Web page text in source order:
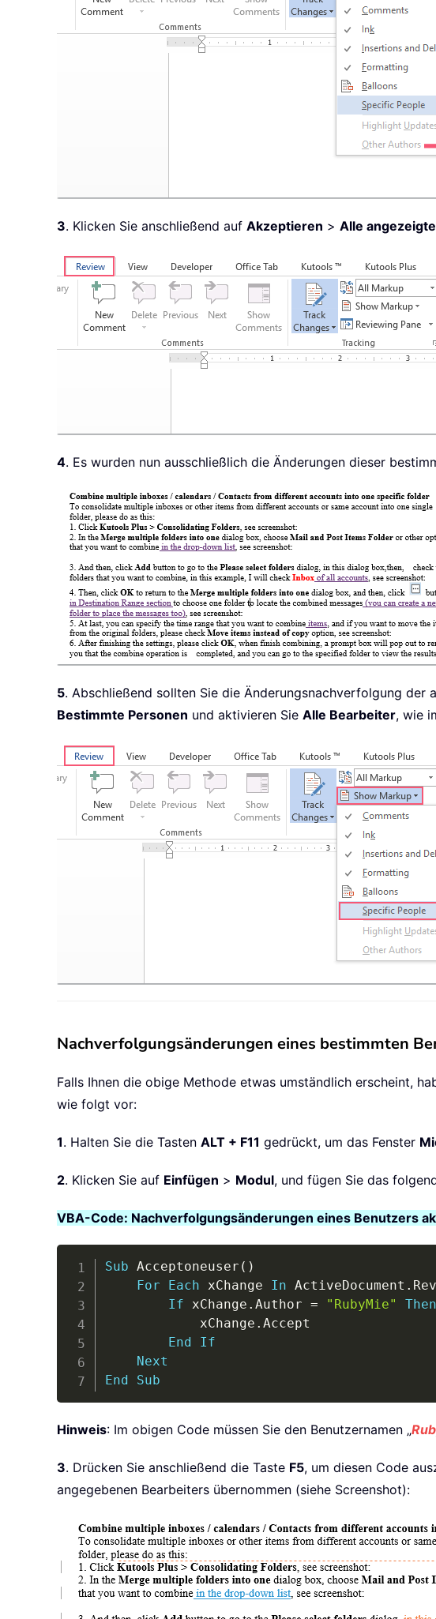
3. Klicken Sie anschließend auf Akzeptieren > Alle
4. Es wurden nun ausschließlich die Änderungen dieser
5. Abschließend sollten Sie die Änderungsnachverfolgung
Bestimmte Personen und aktivieren Sie Alle Bearbeiter, wie
Nachverfolgungsänderungen eines bestimmten
Falls Ihnen die obige Methode etwas umständlich erscheint,
wie folgt vor:
1. Halten Sie die Tasten ALT + F11 gedrückt, um das Fenster
2. Klicken Sie auf Einfügen > Modul, und fügen Sie das
VBA-Code: Nachverfolgungsänderungen eines Benutzers
Sub Acceptoneuser ( )
For
Each xChange In ActiveDocument .
If xChange . Author = "RubyMie"
Then
            xChange
. Accept
End
If
Next
End
Sub
Hinweis: Im obigen Code müssen Sie den Benutzernamen „
3. Drücken Sie anschließend die Taste F5, um diesen Code
angegebenen Bearbeiters übernommen (siehe Screenshot):